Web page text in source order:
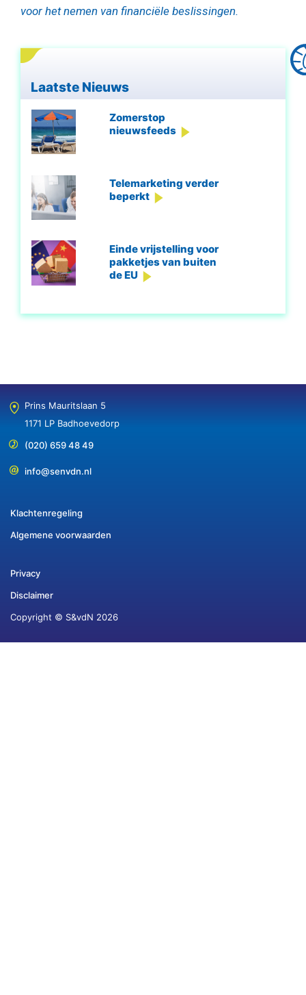
voor het nemen van financiële beslissingen.
Laatste Nieuws
Zomerstop
nieuwsfeeds
Telemarketing verder
beperkt
Einde vrijstelling voor
pakketjes van buiten
de EU
Prins Mauritslaan 5
1171 LP Badhoevedorp
(020) 659 48 49
info@senvdn.nl
Klachtenregeling
Algemene voorwaarden
Privacy
Disclaimer
Copyright © S&vdN 2026